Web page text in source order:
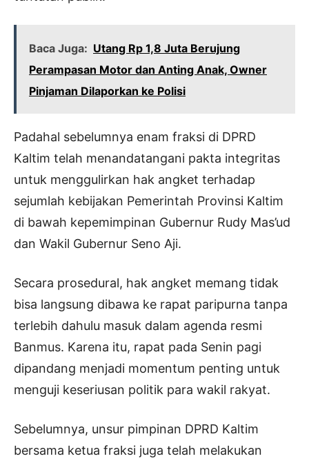
Baca Juga: Utang Rp 1,8 Juta Berujung
Perampasan Motor dan Anting Anak, Owner
Pinjaman Dilaporkan ke Polisi
Padahal sebelumnya enam fraksi di DPRD
Kaltim telah menandatangani pakta integritas
untuk menggulirkan hak angket terhadap
sejumlah kebijakan Pemerintah Provinsi Kaltim
di bawah kepemimpinan Gubernur Rudy Mas’ud
dan Wakil Gubernur Seno Aji.
Secara prosedural, hak angket memang tidak
bisa langsung dibawa ke rapat paripurna tanpa
terlebih dahulu masuk dalam agenda resmi
Banmus. Karena itu, rapat pada Senin pagi
dipandang menjadi momentum penting untuk
menguji keseriusan politik para wakil rakyat.
Sebelumnya, unsur pimpinan DPRD Kaltim
bersama ketua fraksi juga telah melakukan